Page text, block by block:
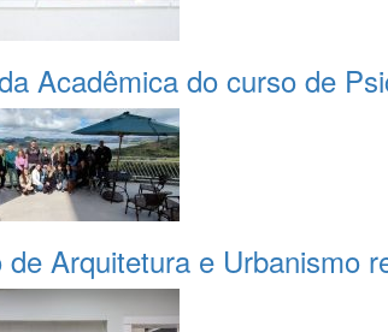
Acadêmica do curso de
de Arquitetura e Urbanismo